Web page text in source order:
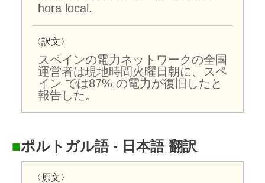
hora local.
〈訳文〉
スペインの電力ネットワークの全国
運営者は現地時間火曜日朝に、スペ
イン では87% の電力が復旧したと
報告した。
■ポルトガル語 - 日本語 翻訳
〈原文〉